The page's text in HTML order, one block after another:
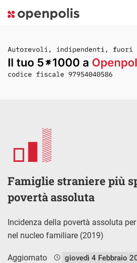
Famiglie straniere più
povertà assoluta
Incidenza della povertà assoluta
nel nucleo familiare (2019)
Aggiornato giovedì 4 Febbraio